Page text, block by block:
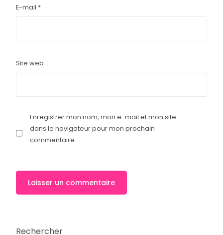
E-mail *
Site web
Enregistrer mon nom, mon e-mail et mon site
dans le navigateur pour mon prochain
commentaire.
Rechercher